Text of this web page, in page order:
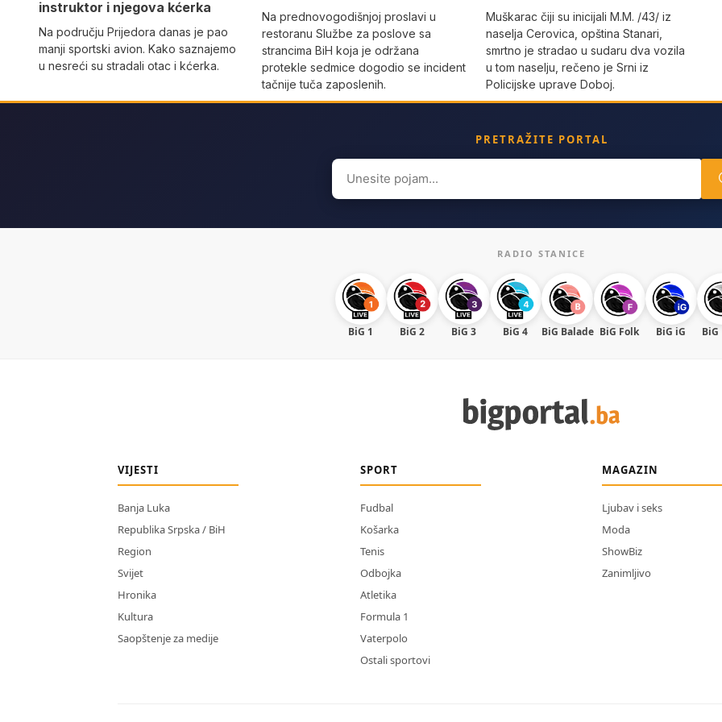
instruktor i njegova kćerka
Na području Prijedora danas je pao
manji sportski avion. Kako saznajemo
u nesreći su stradali otac i kćerka.
Na prednovogodišnjoj proslavi u
restoranu Službe za poslove sa
strancima BiH koja je održana
protekle sedmice dogodio se incident
tačnije tuča zaposlenih.
Muškarac čiji su inicijali M.M. /43/ iz
naselja Cerovica, opština Stanari,
smrtno je stradao u sudaru dva vozila
u tom naselju, rečeno je Srni iz
Policijske uprave Doboj.
PRETRAŽITE PORTAL
Search
for:
RADIO STANICE
BiG 1 BiG 2 BiG 3 BiG 4 BiG Balade BiG Folk BiG iG BiG
VIJESTI
Banja Luka
Republika Srpska / BiH
Region
Svijet
Hronika
Kultura
Saopštenje za medije
SPORT
Fudbal
Košarka
Tenis
Odbojka
Atletika
Formula 1
Vaterpolo
Ostali sportovi
MAGAZIN
Ljubav i seks
Moda
ShowBiz
Zanimljivo